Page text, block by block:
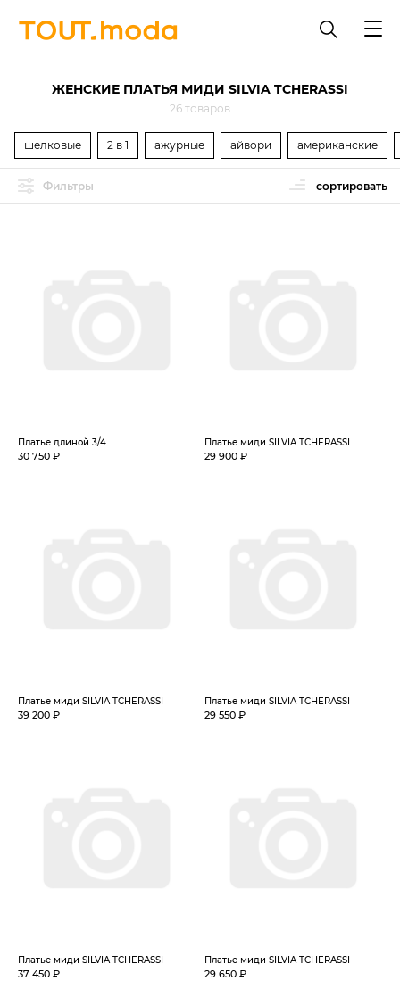
ЖЕНСКИЕ ПЛАТЬЯ МИДИ SILVIA TCHERASSI
26 товаров
шелковые 2 в 1 ажурные айвори американские
Фильтры сортировать
Платье длиной 3/4
30 750 ₽
Платье миди SILVIA TCHERASSI
29 900 ₽
Платье миди SILVIA TCHERASSI
39 200 ₽
Платье миди SILVIA TCHERASSI
29 550 ₽
Платье миди SILVIA TCHERASSI
37 450 ₽
Платье миди SILVIA TCHERASSI
29 650 ₽